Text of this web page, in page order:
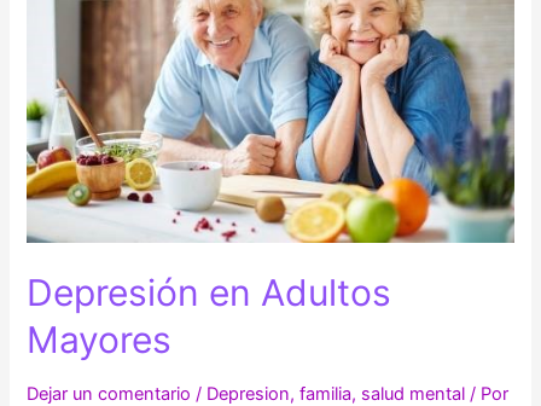
Depresión en Adultos
Mayores
Dejar un comentario / Depresion,familia, salud mental / Por